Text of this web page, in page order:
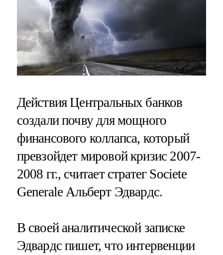
Действия Центральных банков
создали почву для мощного
финансового коллапса, который
превзойдет мировой кризис 2007-
2008 гг., считает стратег Societe
Generale Альберт Эдвардс.
В своей аналитической записке
Эдвардс пишет, что интервенции